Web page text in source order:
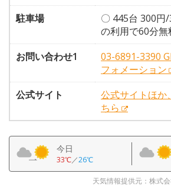
駐車場
〇 445台 300円
の利用で60分無
お問い合わせ1
03-6891-3390
フォメーション
公式サイト
公式サイトほか
ちら
今日
33℃／26℃
天気情報提供元：株式